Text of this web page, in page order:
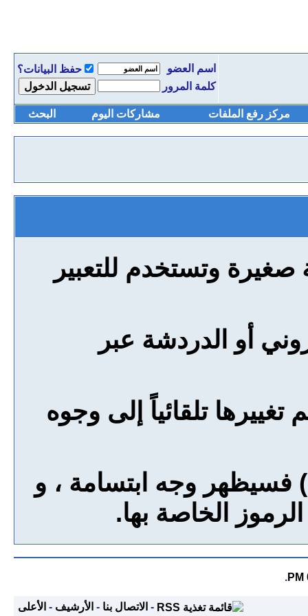
اسم العضو
حفظ البيانات؟
كلمة المرور
مركز رفع الملفات مشاركات اليوم البحث
وتستخدم للتعبير
أو الدردشة عبر
تلقائياً إلى وجوه
فسيظهر وجه ابتسامة ، و
الخاصة بها.
.
- الاتصال بنا - الأرشيف - الأعلى